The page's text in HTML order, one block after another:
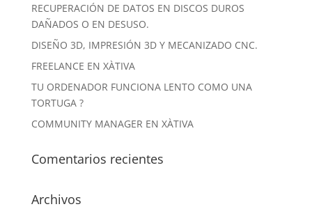
RECUPERACIÓN DE DATOS EN DISCOS DUROS
DAÑADOS O EN DESUSO.
DISEÑO 3D, IMPRESIÓN 3D Y MECANIZADO CNC.
FREELANCE EN XÀTIVA
TU ORDENADOR FUNCIONA LENTO COMO UNA
TORTUGA ?
COMMUNITY MANAGER EN XÀTIVA
Comentarios recientes
Archivos